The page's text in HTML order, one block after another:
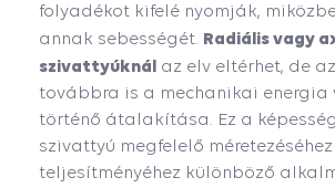
folyadékot kifelé nyomják,
annak sebességét. Radiális vagy
szivattyúknál az elv eltérhet, de
továbbra is a mechanikai energia
történő átalakítása. Ez a
szivattyú megfelelő méretezéséhez
teljesítményéhez különböző